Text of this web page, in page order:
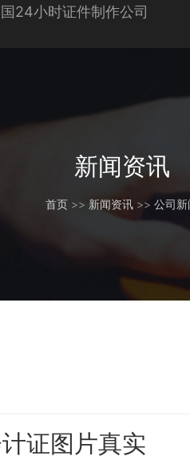
新闻资讯
首页 >> 新闻资讯 >> 公司新
证图片真实